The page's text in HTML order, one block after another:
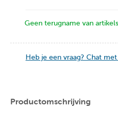
Geen terugname van
Heb je een vraag? Chat
Productomschrijving